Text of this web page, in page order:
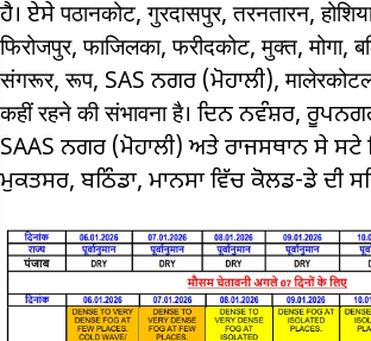
ਹੈ। ਏਸੇ पठानकोट, गुरदासपुर, तरनतारन,
फिरोजपुर, फाजिलका, फरीदकोट, मुक्त, मोगा,
संगरूर, रूप, SAS ਨਗਰ (ਮੋਹਾਲੀ),
कहीं रहने की संभावना है। ਦਿਨ ਨਵੰਸ਼ਰ,
SAAS ਨਗਰ (ਮੋਹਾਲੀ) ਅਤੇ ਰਾਜਸਥਾਨ ਸੇ ਸਟੇ
ਮੁਕਤਸਰ, ਬਠਿੰਡਾ, ਮਾਨਸਾ ਵਿੱਚ ਕੋਲਡ-ਡੇ ਦੀ